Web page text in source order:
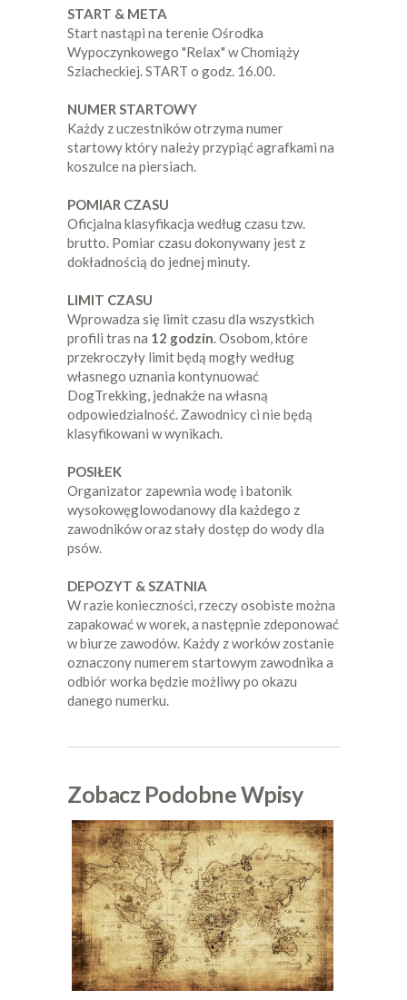
START & META
Start nastąpi na terenie Ośrodka
Wypoczynkowego "Relax" w Chomiąży
Szlacheckiej. START o godz. 16.00.
NUMER STARTOWY
Każdy z uczestników otrzyma numer
startowy który należy przypiąć agrafkami na
koszulce na piersiach.
POMIAR CZASU
Oficjalna klasyfikacja według czasu tzw.
brutto. Pomiar czasu dokonywany jest z
dokładnością do jednej minuty.
LIMIT CZASU
Wprowadza się limit czasu dla wszystkich
profili tras na 12 godzin. Osobom, które
przekroczyły limit będą mogły według
własnego uznania kontynuować
DogTrekking, jednakże na własną
odpowiedzialność. Zawodnicy ci nie będą
klasyfikowani w wynikach.
POSIŁEK
Organizator zapewnia wodę i batonik
wysokowęglowodanowy dla każdego z
zawodników oraz stały dostęp do wody dla
psów.
DEPOZYT & SZATNIA
W razie konieczności, rzeczy osobiste można
zapakować w worek, a następnie zdeponować
w biurze zawodów. Każdy z worków zostanie
oznaczony numerem startowym zawodnika a
odbiór worka będzie możliwy po okazu
danego numerku.
Zobacz Podobne Wpisy